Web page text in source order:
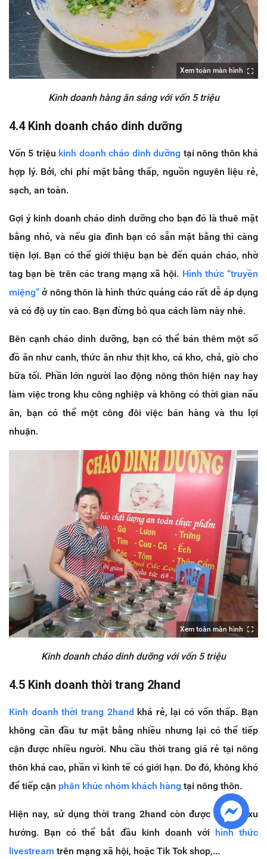
Xem toàn màn hình
Kinh doanh hàng ăn sáng với vốn 5 triệu
4.4 Kinh doanh cháo dinh dưỡng
Vốn 5 triệu kinh doanh cháo dinh dưỡng tại nông thôn khá
hợp lý. Bởi, chi phí mặt bằng thấp, nguồn nguyên liệu rẻ,
sạch, an toàn.
Gợi ý kinh doanh cháo dinh dưỡng cho bạn đó là thuê mặt
bằng nhỏ, và nếu gia đình bạn có sẵn mặt bằng thì càng
tiện lợi. Bạn có thể giới thiệu bạn bè đến quán cháo, nhờ
tag bạn bè trên các trang mạng xã hội. Hình thức “truyền
miệng” ở nông thôn là hình thức quảng cáo rất dễ áp dụng
và có độ uy tín cao. Bạn đừng bỏ qua cách làm này nhé.
Bên cạnh cháo dinh dưỡng, bạn có thể bán thêm một số
đồ ăn như canh, thức ăn như thịt kho, cá kho, chả, giò cho
bữa tối. Phần lớn người lao động nông thôn hiện nay hay
làm việc trong khu công nghiệp và không có thời gian nấu
ăn, bạn có thể một công đôi việc bán hàng và thu lợi
nhuận.
Xem toàn màn hình
Kinh doanh cháo dinh dưỡng với vốn 5 triệu
4.5 Kinh doanh thời trang 2hand
Kinh doanh thời trang 2hand khá rẻ, lại có vốn thấp. Bạn
không cần đầu tư mặt bằng nhiều nhưng lại có thể tiếp
cận được nhiều người. Nhu cầu thời trang giá rẻ tại nông
thôn khá cao, phần vì kinh tế có giới hạn. Do đó, không khó
để tiếp cận phân khúc nhóm khách hàng tại nông thôn.
Hiện nay, sử dụng thời trang 2hand còn được xem là xu
hướng. Bạn có thể bắt đầu kinh doanh với hình thức
livestream trên mạng xã hội, hoặc Tik Tok shop,...